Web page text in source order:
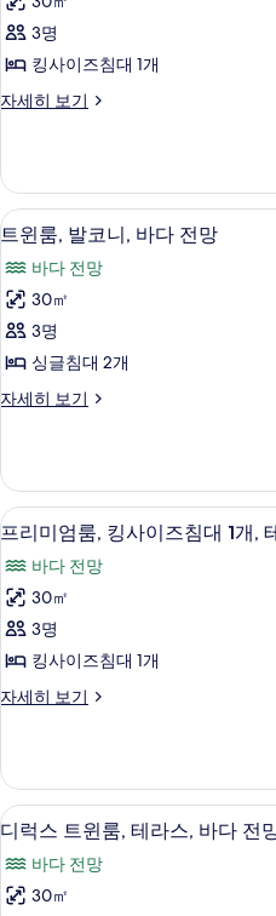
이
즈
침
대
개,
발
코
니,
바
다
전
망
모
두
보
기
3명
킹사이즈침대 1개
자세히 보기
룸,
즈
침
대
개,
발
니,
바
전
히
보
기
트
룸,
발
코
니,
바
전
망
사
진
모
두
보
기
7
트윈룸, 발코니, 바다 전망
바다 전망
30㎡
3명
싱글침대 2개
자세히 보기
트
코
니,
바
전
망
세
히
기
프
미
엄
룸,
킹
사
즈
침
대
1
개,
7
프리미엄룸, 킹사이즈침대 1개,
바다 전망
30㎡
3명
킹사이즈침대 1개
자세히 보기
프
룸,
킹
사
이
즈
침
디
럭
스
7
디럭스 트윈룸, 테라스, 바다 전
바다 전망
30㎡